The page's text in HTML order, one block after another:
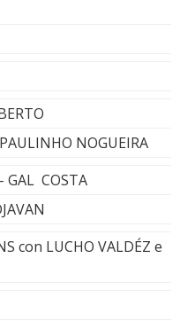
NOGUEIRA
COSTA
con LUCHO VALDÉZ e